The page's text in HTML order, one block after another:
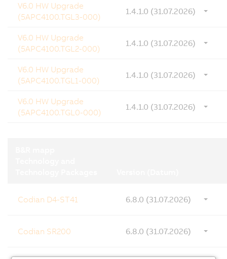
V6.0 HW Upgrade
(5APC4100.TGL3-000)
1.4.1.0 (31.07.2026)
V6.0 HW Upgrade
(5APC4100.TGL2-000)
1.4.1.0 (31.07.2026)
V6.0 HW Upgrade
(5APC4100.TGL1-000)
1.4.1.0 (31.07.2026)
V6.0 HW Upgrade
(5APC4100.TGL0-000)
1.4.1.0 (31.07.2026)
Codian D4-ST41 6.8.0 (31.07.2026)
Codian SR200 6.8.0 (31.07.2026)